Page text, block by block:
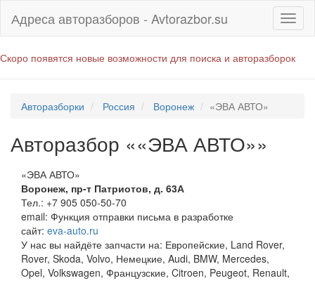
Адреса авторазборов - Avtorazbor.su
Скоро появятся новые возможности для поиска и авторазборок
Авторазборки Россия Воронеж «ЭВА АВТО»
Авторазбор ««ЭВА АВТО»»
«ЭВА АВТО»
Воронеж, пр-т Патриотов, д. 63А
Тел.: +7 905 050-50-70
email: Функция отправки письма в разработке
сайт: eva-auto.ru
У нас вы найдёте запчасти на: Европейские, Land Rover,
Rover, Skoda, Volvo, Немецкие, Audi, BMW, Mercedes,
Opel, Volkswagen, Французские, Citroen, Peugeot, Renault,